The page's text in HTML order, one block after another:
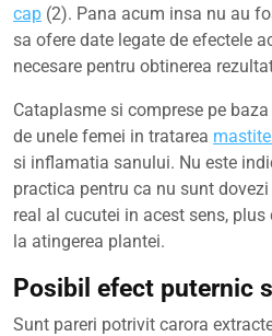
cap (2). Pana acum insa nu au
sa ofere date legate de efectele
necesare pentru obtinerea
Cataplasme si comprese pe
de unele femei in tratarea
si inflamatia sanului. Nu este
practica pentru ca nu sunt
real al cucutei in acest sens,
la atingerea plantei.
Posibil efect puternic
Sunt pareri potrivit carora